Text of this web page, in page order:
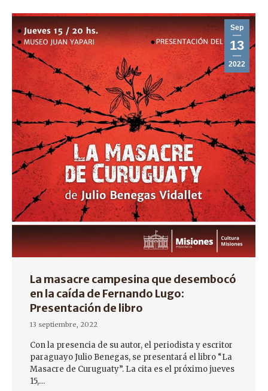
Sep
13
2022
La masacre campesina que desembocó
en la caída de Fernando Lugo:
Presentación de libro
13 septiembre, 2022
Con la presencia de su autor, el periodista y escritor
paraguayo Julio Benegas, se presentará el libro “La
Masacre de Curuguaty”. La cita es el próximo jueves
15,…